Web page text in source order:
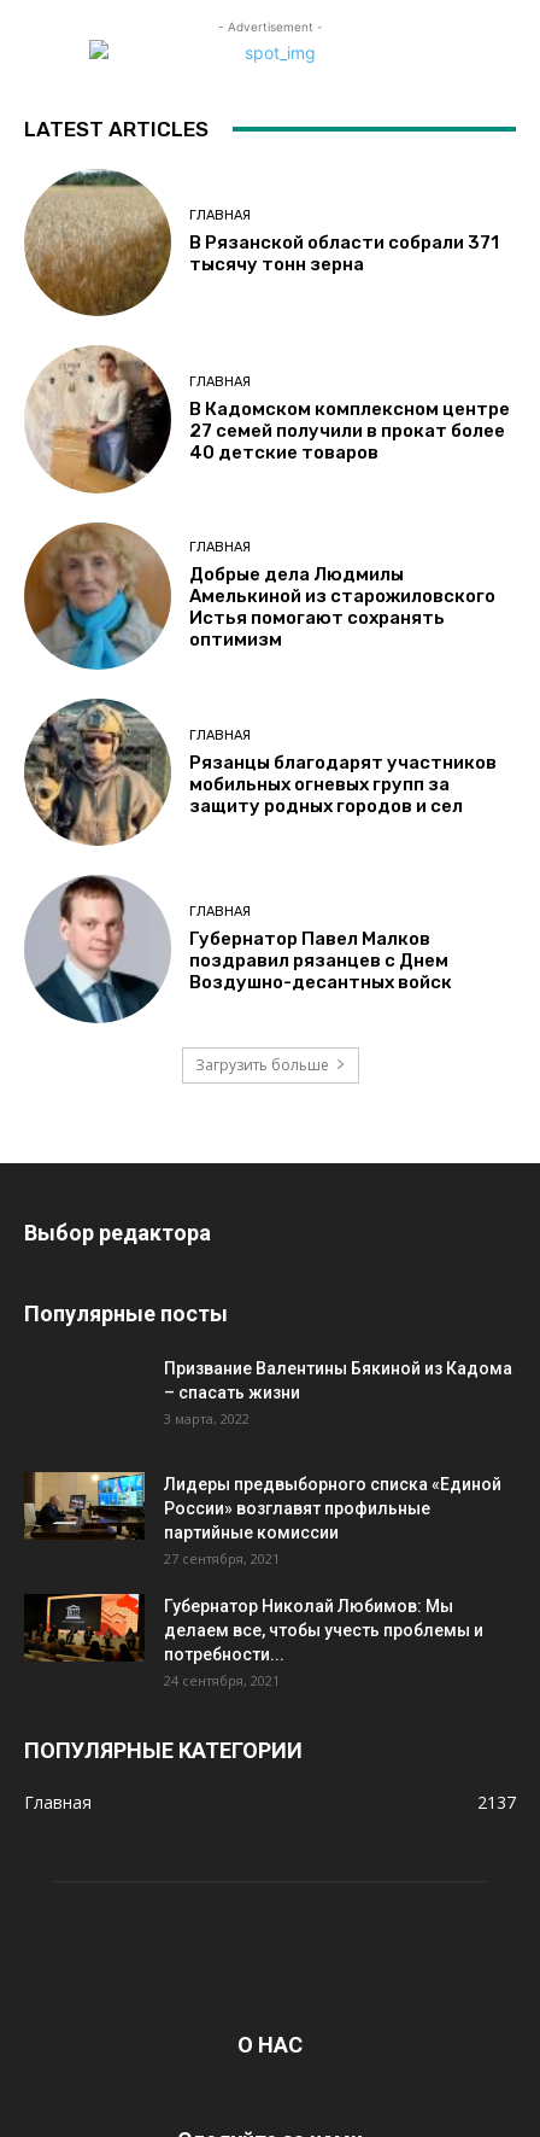
- Advertisement -
LATEST ARTICLES
ГЛАВНАЯ
В Рязанской области собрали 371
тысячу тонн зерна
ГЛАВНАЯ
В Кадомском комплексном центре
27 семей получили в прокат более
40 детские товаров
ГЛАВНАЯ
Добрые дела Людмилы
Амелькиной из старожиловского
Истья помогают сохранять
оптимизм
ГЛАВНАЯ
Рязанцы благодарят участников
мобильных огневых групп за
защиту родных городов и сел
ГЛАВНАЯ
Губернатор Павел Малков
поздравил рязанцев с Днем
Воздушно-десантных войск
Загрузить больше
Выбор редактора
Популярные посты
Призвание Валентины Бякиной из Кадома
– спасать жизни
3 марта, 2022
Лидеры предвыборного списка «Единой
России» возглавят профильные
партийные комиссии
27 сентября, 2021
Губернатор Николай Любимов: Мы
делаем все, чтобы учесть проблемы и
потребности...
24 сентября, 2021
ПОПУЛЯРНЫЕ КАТЕГОРИИ
Главная 2137
О НАС